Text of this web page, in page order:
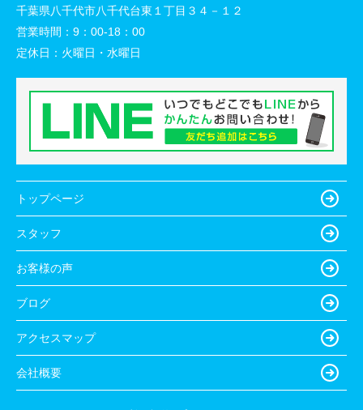
千葉県八千代市八千代台東１丁目３４－１２
営業時間： 9：00-18：00
定休日： 火曜日・水曜日
トップページ
スタッフ
お客様の声
ブログ
アクセスマップ
会社概要